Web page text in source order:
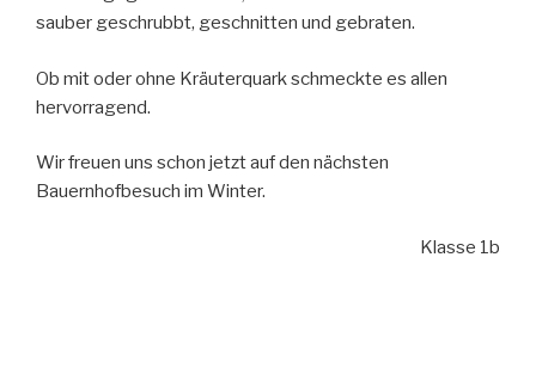
sauber geschrubbt, geschnitten und gebraten.
Ob mit oder ohne Kräuterquark schmeckte es allen
hervorragend.
Wir freuen uns schon jetzt auf den nächsten
Bauernhofbesuch im Winter.
Klasse 1b